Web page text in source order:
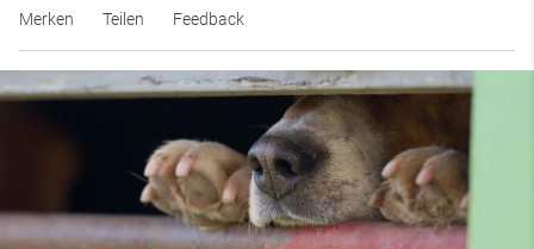
Merken Teilen Feedback